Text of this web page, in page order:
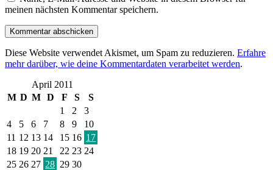
meinen nächsten Kommentar speichern.
Diese Website verwendet Akismet, um Spam zu reduzieren. Erfahre
mehr darüber, wie deine Kommentardaten verarbeitet werden.
April 2011
M D M D F S
S
1
2
3
4
5 6 7 8 9
10
11 12 13 14 15 16 17
18 19 20 21 22 23 24
25 26 27 28 29 30